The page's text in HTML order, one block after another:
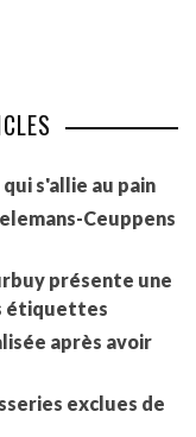
s'allie au pain
Ceuppens
présente une
étiquettes
après avoir
exclues de